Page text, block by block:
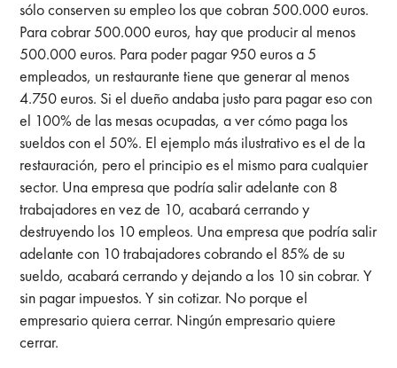
sólo conserven su empleo los que cobran 500.000 euros.
Para cobrar 500.000 euros, hay que producir al menos
500.000 euros. Para poder pagar 950 euros a 5
empleados, un restaurante tiene que generar al menos
4.750 euros. Si el dueño andaba justo para pagar eso con
el 100% de las mesas ocupadas, a ver cómo paga los
sueldos con el 50%. El ejemplo más ilustrativo es el de la
restauración, pero el principio es el mismo para cualquier
sector. Una empresa que podría salir adelante con 8
trabajadores en vez de 10, acabará cerrando y
destruyendo los 10 empleos. Una empresa que podría salir
adelante con 10 trabajadores cobrando el 85% de su
sueldo, acabará cerrando y dejando a los 10 sin cobrar. Y
sin pagar impuestos. Y sin cotizar. No porque el
empresario quiera cerrar. Ningún empresario quiere
cerrar.